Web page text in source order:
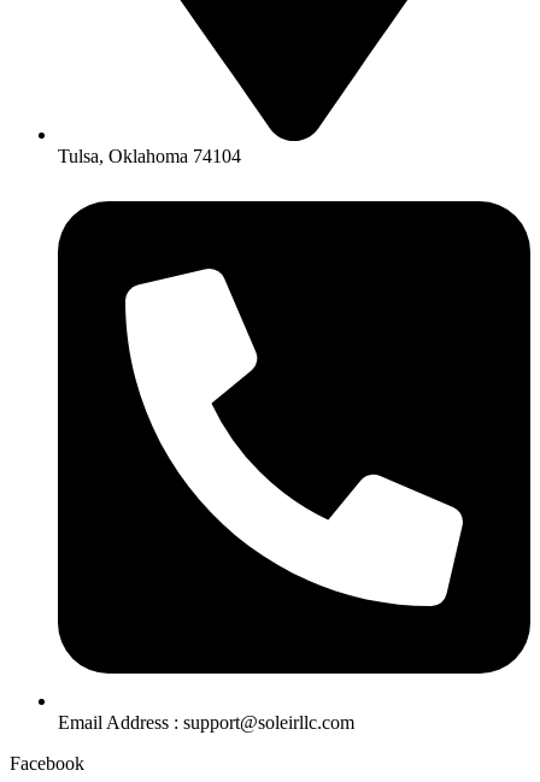
Tulsa, Oklahoma 74104
Email Address : support@soleirllc.com
Facebook